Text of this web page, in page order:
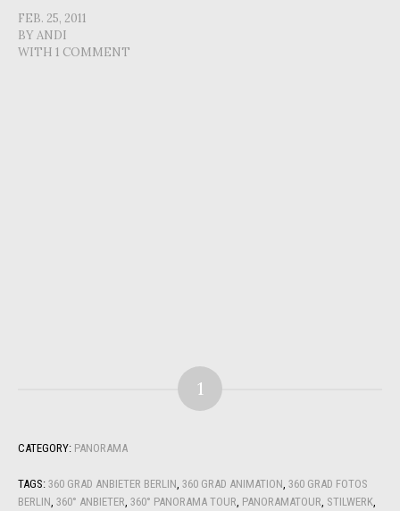
FEB. 25, 2011
BYANDI
WITH 1 COMMENT
1
CATEGORY: PANORAMA
TAGS: 360 GRAD ANBIETER BERLIN 360 GRAD ANIMATION 360 GRAD FOTOS
BERLIN 360° ANBIETER 360° PANORAMA TOUR PANORAMATOUR STILWERK